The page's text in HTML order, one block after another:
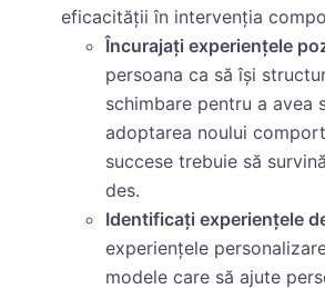
eficacității în intervenția
Încurajați experiențele
persoana ca să își
schimbare pentru a avea
adoptarea noului
succese trebuie să
des.
Identificați experiențele
experiențele
modele care să ajute